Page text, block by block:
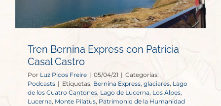
Tren Bernina Express con Patricia
Casal Castro
Por Luz Picos Freire | 05/04/21 | Categorías:
Podcasts | Etiquetas: Bernina Express, glaciares, Lago
de los Cuatro Cantones, Lago de Lucerna, Los Alpes,
Lucerna, Monte Pilatus, Patrimonio de la Humanidad